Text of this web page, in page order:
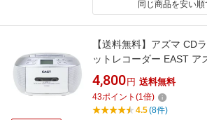
同じ商品を安い順
【送料無料】アズマ CD
ットレコーダー EAST ア
ジオ EA-CRCD ラジオ 録
カセットテープ【スーパ
応】
4,800 円 送料無料
43ポイント (1倍)
4.5(8件)